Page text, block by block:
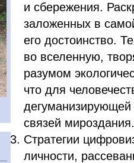
и сбережения.
заложенных в
его достоинство.
во вселенную,
разумом
что для
связей мироздания.
Стратегии
личности,